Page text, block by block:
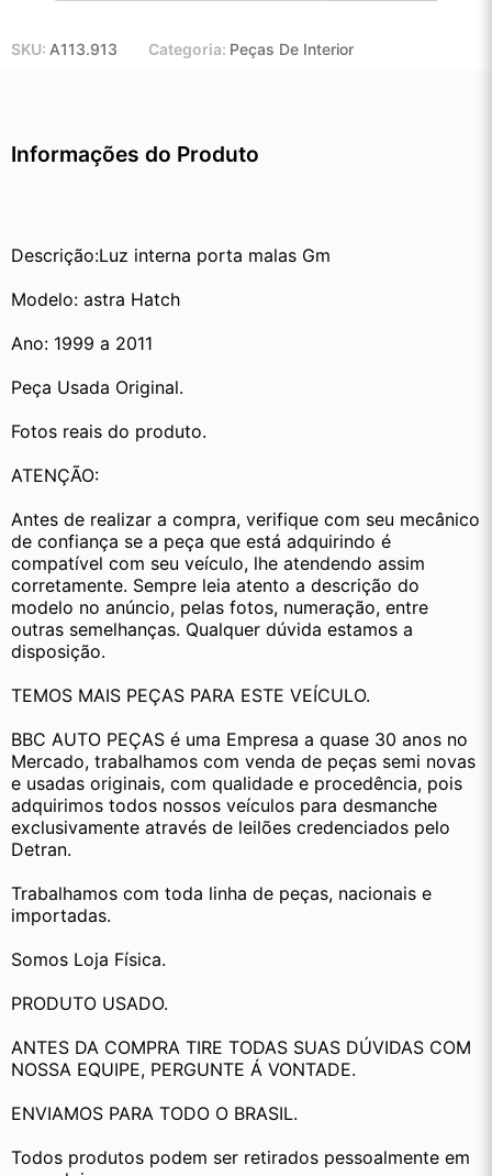
SKU: A113.913 Categoria: Peças De Interior
Informações do Produto
Descrição:Luz interna porta malas Gm
Modelo: astra Hatch
Ano: 1999 a 2011
Peça Usada Original.
Fotos reais do produto.
ATENÇÃO:
Antes de realizar a compra, verifique com seu mecânico
de confiança se a peça que está adquirindo é
compatível com seu veículo, lhe atendendo assim
corretamente. Sempre leia atento a descrição do
modelo no anúncio, pelas fotos, numeração, entre
outras semelhanças. Qualquer dúvida estamos a
disposição.
TEMOS MAIS PEÇAS PARA ESTE VEÍCULO.
BBC AUTO PEÇAS é uma Empresa a quase 30 anos no
Mercado, trabalhamos com venda de peças semi novas
e usadas originais, com qualidade e procedência, pois
adquirimos todos nossos veículos para desmanche
exclusivamente através de leilões credenciados pelo
Detran.
Trabalhamos com toda linha de peças, nacionais e
importadas.
Somos Loja Física.
PRODUTO USADO.
ANTES DA COMPRA TIRE TODAS SUAS DÚVIDAS COM
NOSSA EQUIPE, PERGUNTE Á VONTADE.
ENVIAMOS PARA TODO O BRASIL.
Todos produtos podem ser retirados pessoalmente em